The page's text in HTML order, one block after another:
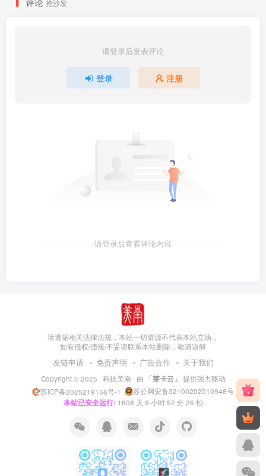
抢沙发
请登录后发表评论
登录 注册
请登录后查看评论内容
请遵循相关法律法规，本站一切资源不代表本站立场，
如有侵权/违规/不妥请联系本站删除，敬请谅解
友链申请 免责声明 广告合作 关于我们
Copyright © 2025 · 科技美南 · 由 「莱卡云」 提供强力驱动
苏ICP备2025219156号-1
苏公网安备32100202010948号
本站已安全运行: 1608 天 9 小时52 分 26 秒